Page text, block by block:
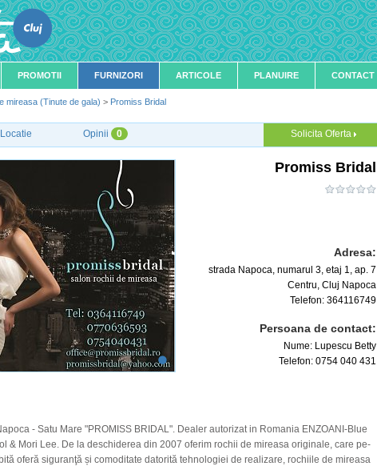
PROMOTII FURNIZORI ARTICOLE PLANUIRE CONTACT
mireasa (Tinute de gala) > Promiss Bridal
Locatie Opinii 0 Solicita Oferta
Promiss Bridal
Adresa:
strada Napoca, numarul 3, etaj 1, ap. 7
Centru, Cluj Napoca
Telefon: 364116749
Persoana de contact:
Nume: Lupescu Betty
Telefon: 0754 040 431
- Satu Mare "PROMISS BRIDAL". Dealer autorizat in Romania ENZOANI-Blue
& Mori Lee. De la deschiderea din 2007 oferim rochii de mireasa originale, care pe-
oferă siguranţă și comoditate datorită tehnologiei de realizare, rochiile de mireasa